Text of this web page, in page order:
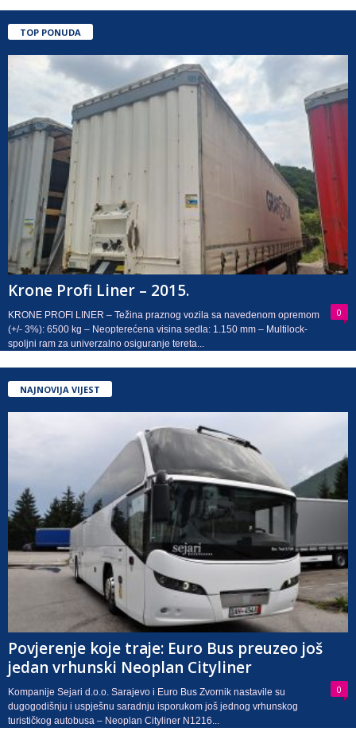
TOP PONUDA
Krone Profi Liner – 2015.
0
KRONE PROFI LINER – Težina praznog vozila sa navedenom opremom
(+/- 3%): 6500 kg – Neopterećena visina sedla: 1.150 mm – Multilock-
spoljni ram za univerzalno osiguranje tereta...
NAJNOVIJA VIJEST
Povjerenje koje traje: Euro Bus preuzeo još
jedan vrhunski Neoplan Cityliner
0
Kompanije Sejari d.o.o. Sarajevo i Euro Bus Zvornik nastavile su
dugogodišnju i uspješnu saradnju isporukom još jednog vrhunskog
turističkog autobusa – Neoplan Cityliner N1216...